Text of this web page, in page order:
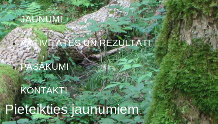
JAUNUMI
AKTIVITĀTES UN REZULTĀTI
PASĀKUMI
KONTAKTI
Pieteikties jaunumiem